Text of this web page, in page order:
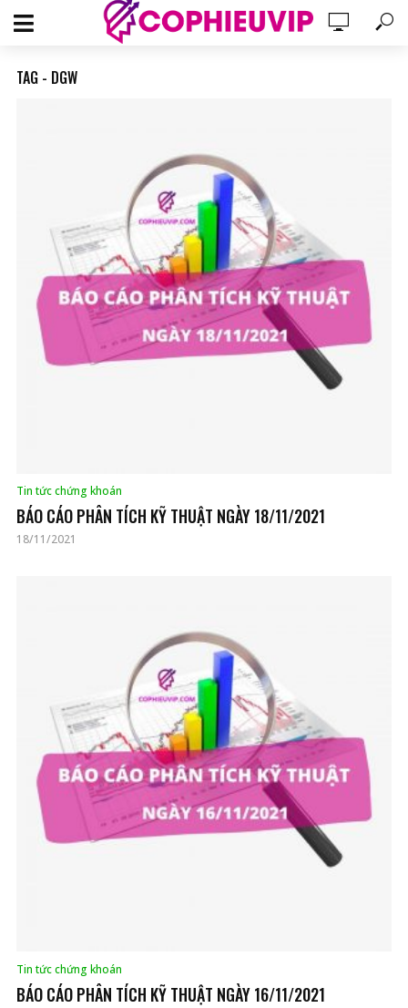
TAG - DGW
Tin tức chứng khoán
BÁO CÁO PHÂN TÍCH KỸ THUẬT NGÀY 18/11/2021
18/11/2021
Tin tức chứng khoán
BÁO CÁO PHÂN TÍCH KỸ THUẬT NGÀY 16/11/2021